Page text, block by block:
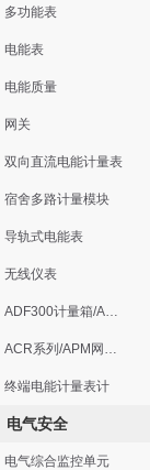
多功能表
电能表
电能质量
网关
双向直流电能计量表
宿舍多路计量模块
导轨式电能表
无线仪表
ADF300计量箱/AEW无线计量
ACR系列/APM网络电力仪表
终端电能计量表计
电气安全
电气综合监控单元